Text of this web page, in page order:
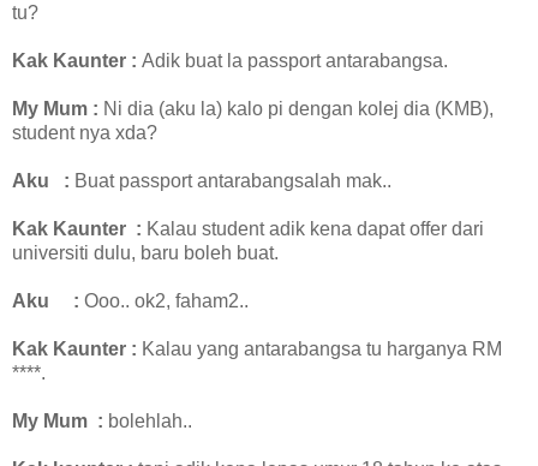
tu?
Kak Kaunter : Adik buat la passport antarabangsa.
My Mum : Ni dia (aku la) kalo pi dengan kolej dia (KMB),
student nya xda?
Aku : Buat passport antarabangsalah mak..
Kak Kaunter : Kalau student adik kena dapat offer dari
universiti dulu, baru boleh buat.
Aku : Ooo.. ok2, faham2..
Kak Kaunter : Kalau yang antarabangsa tu harganya RM
****.
My Mum : bolehlah..